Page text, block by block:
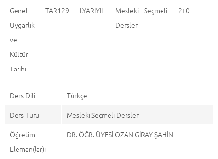
Genel
Uygarlık
ve
Kültür
Tarihi
TAR129 I.YARIYIL
Mesleki Seçmeli
Dersler
2+0
Ders Dili
Türkçe
Ders Türü
Mesleki Seçmeli Dersler
Öğretim
Eleman(lar)ı
DR. ÖĞR. ÜYESİ OZAN GİRAY ŞAHİN